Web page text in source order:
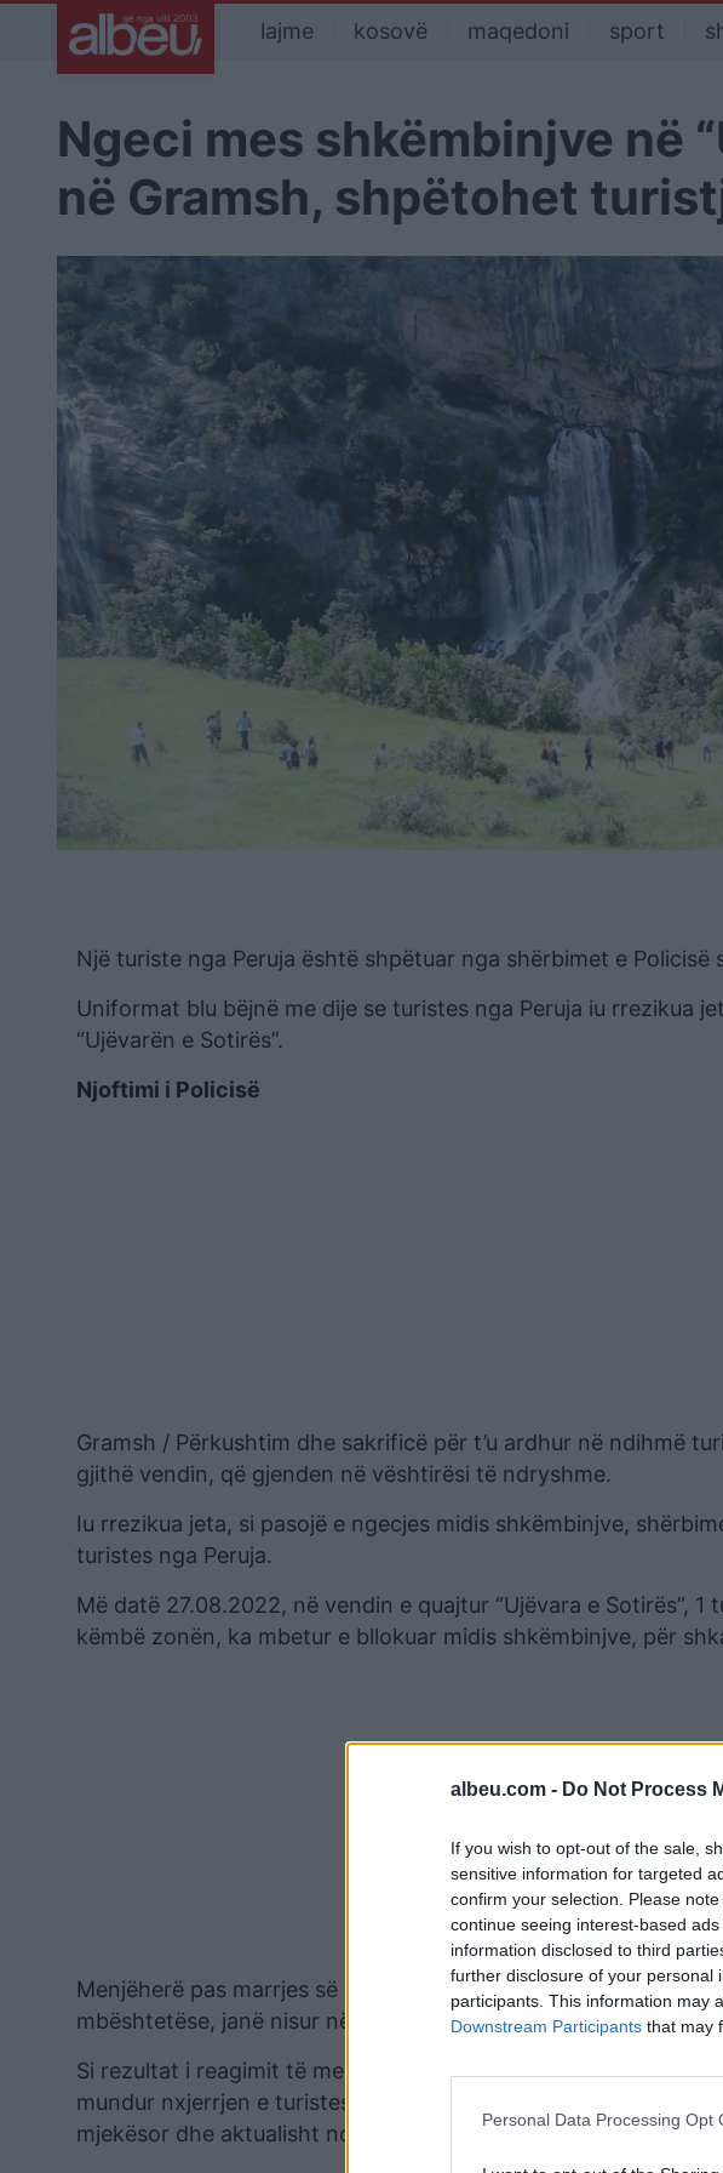
albeu.com - Do Not Process
If you wish to opt-out of the sale,
sensitive information for targeted
confirm your selection. Please
continue seeing interest-based
information disclosed to third
further disclosure of your personal
participants. This information may
Downstream Participants that may
Personal Data Processing Opt
lajme kosovë maqedoni sport
Ngeci mes shkëmbinjve në
në Gramsh, shpëtohet
Një turiste nga Peruja është shpëtuar nga shërbimet e Policisë
Uniformat blu bëjnë me dije se turistes nga Peruja iu rrezikua
“Ujëvarën e Sotirës”.
Njoftimi i Policisë
Gramsh / Përkushtim dhe sakrificë për t’u ardhur në ndihmë
gjithë vendin, që gjenden në vështirësi të ndryshme.
Iu rrezikua jeta, si pasojë e ngecjes midis shkëmbinjve,
turistes nga Peruja.
Më datë 27.08.2022, në vendin e quajtur “Ujëvara e Sotirës”,
këmbë zonën, ka mbetur e bllokuar midis shkëmbinjve, për
Menjëherë pas marrjes së njoftimit, shërbimet e Komisariatit
mbështetëse, janë nisur në drejtim të zonës ku kishte mbetur
Si rezultat i reagimit të menjëhershëm dhe punës së
mundur nxjerrjen e turistes nga terreni i vështirë ku ishte
mjekësor dhe aktualisht ndodhet në gjendje të mirë